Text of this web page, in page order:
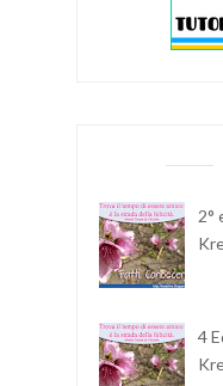
2°
4